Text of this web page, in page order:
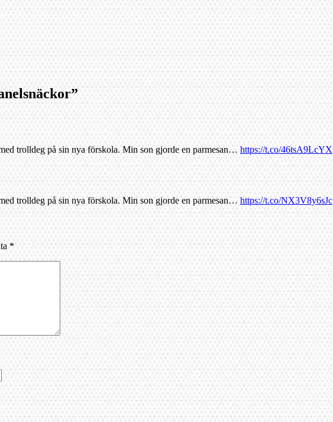
”
trolldeg på sin nya förskola. Min son gjorde en parmesan…https://t.co/46tsA9LcYX
trolldeg på sin nya förskola. Min son gjorde en parmesan…https://t.co/NX3V8y6sJc
*